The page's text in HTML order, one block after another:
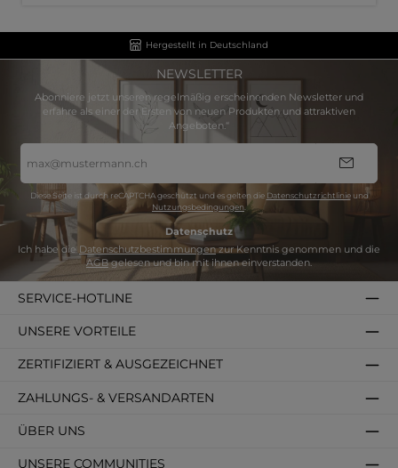
Hergestellt in Deutschland
NEWSLETTER
Abonniere jetzt unseren regelmäßig erscheinenden Newsletter und
erfahre als einer der Ersten von neuen Produkten und attraktiven
Angeboten.“
Mail-
Adresse
Diese Seite ist durch reCAPTCHA geschützt und es gelten die Datenschutzrichtlinieund
Nutzungsbedingungen
Datenschutz
Ich habe die Datenschutzbestimmungenzur Kenntnis genommen und die
AGBgelesen und bin mit ihnen einverstanden.
SERVICE-HOTLINE
ZAHLUNGS- & VERSANDARTEN
ÜBER UNS
ZERTIFIZIERT & AUSGEZEICHNET
UNSERE VORTEILE
UNSERE COMMUNITIES